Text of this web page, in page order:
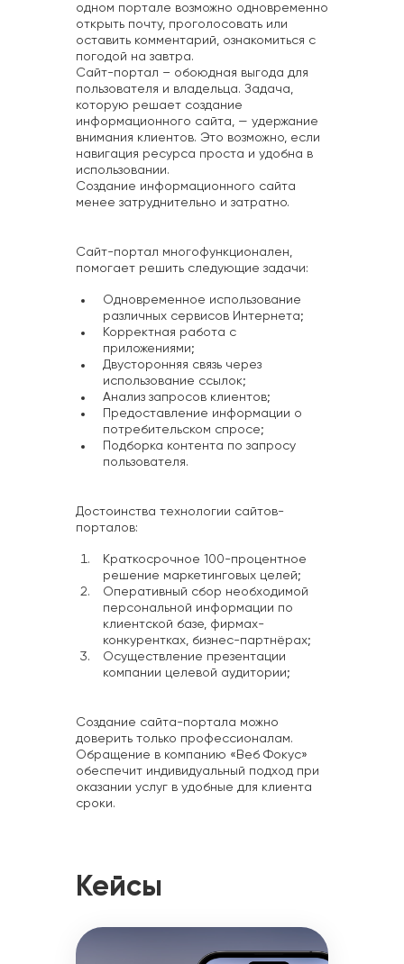
одном портале возможно одновременно
открыть почту, проголосовать или
оставить комментарий, ознакомиться с
погодой на завтра.
Сайт-портал – обоюдная выгода для
пользователя и владельца. Задача,
которую решает создание
информационного сайта, — удержание
внимания клиентов. Это возможно, если
навигация ресурса проста и удобна в
использовании.
Создание информационного сайта
менее затруднительно и затратно.
Сайт-портал многофункционален,
помогает решить следующие задачи:
Одновременное использование
различных сервисов Интернета;
Корректная работа с
приложениями;
Двусторонняя связь через
использование ссылок;
Анализ запросов клиентов;
Предоставление информации о
потребительском спросе;
Подборка контента по запросу
пользователя.
Достоинства технологии сайтов-
порталов:
Краткосрочное 100-процентное
решение маркетинговых целей;
Оперативный сбор необходимой
персональной информации по
клиентской базе, фирмах-
конкурентках, бизнес-партнёрах;
Осуществление презентации
компании целевой аудитории;
Создание сайта-портала можно
доверить только профессионалам.
Обращение в компанию «Веб Фокус»
обеспечит индивидуальный подход при
оказании услуг в удобные для клиента
сроки.
Кейсы